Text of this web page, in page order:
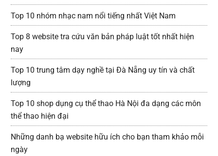
Top 10 nhóm nhạc nam nổi tiếng nhất Việt Nam
Top 8 website tra cứu văn bản pháp luật tốt nhất hiện
nay
Top 10 trung tâm dạy nghề tại Đà Nẵng uy tín và chất
lượng
Top 10 shop dụng cụ thể thao Hà Nội đa dạng các môn
thể thao hiện đại
Những danh bạ website hữu ích cho bạn tham khảo mỗi
ngày